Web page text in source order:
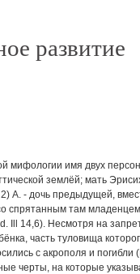
развитие
мифологии имя двух
землёй; мать
A. - дочь предыдущей,
спрятанным там
Ill 14,6). Несмотря на
часть туловища
с акрополя и погибли
черты, на которые